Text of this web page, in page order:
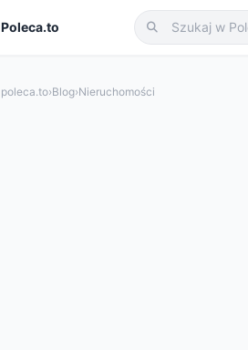
Poleca.to
poleca.to›Blog›Nieruchomości